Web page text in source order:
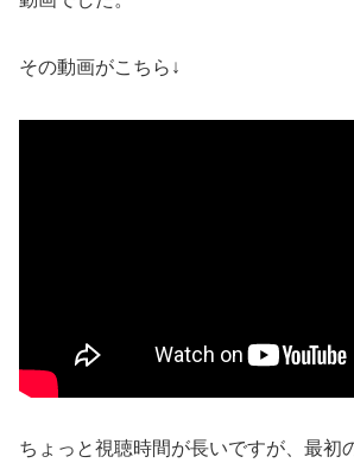
その動画がこちら↓
ちょっと視聴時間が長いですが、最初